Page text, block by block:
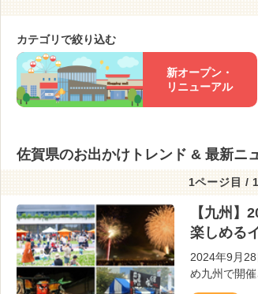
カテゴリで絞り込む
新オープン・
リニューアル
佐賀県のお出かけトレンド & 最新ニ
1ページ目 /
【九州】
楽しめる
2024年9月
め九州で開